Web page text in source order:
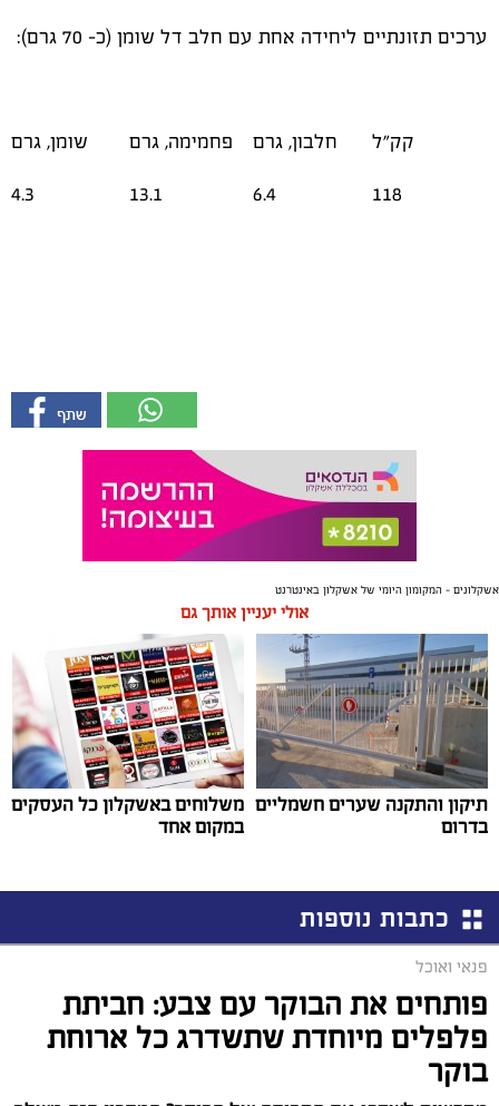
ערכים תזונתיים ליחידה אחת עם חלב דל שומן (כ- 70 גרם):
קק"ל חלבון, גרם פחמימה, גרם שומן, גרם
118
6.4
13.1
4.3
אשקלונים - המקומון היומי של אשקלון באינטרנט
אולי יעניין אותך גם
תיקון והתקנה שערים חשמליים
בדרום
משלוחים באשקלון כל העסקים
במקום אחד
כתבות נוספות
פנאי ואוכל
פותחים את הבוקר עם צבע: חביתת
פלפלים מיוחדת שתשדרג כל ארוחת
בוקר